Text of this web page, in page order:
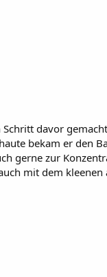
davor
bekam er den
gerne zur
mit dem kleenen